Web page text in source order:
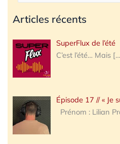
Articles récents
SuperFlux de l’été
C’est l’été… Mais
Épisode 17 // « Je
Prénom : Lilian